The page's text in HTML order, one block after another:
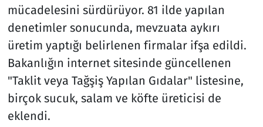
mücadelesini sürdürüyor. 81 ilde yapılan
denetimler sonucunda, mevzuata aykırı
üretim yaptığı belirlenen firmalar ifşa edildi.
Bakanlığın internet sitesinde güncellenen
"Taklit veya Tağşiş Yapılan Gıdalar" listesine,
birçok sucuk, salam ve köfte üreticisi de
eklendi.
Teknoloji ve Bilim
Televizyon